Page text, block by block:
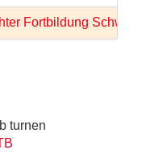
Fortbildung